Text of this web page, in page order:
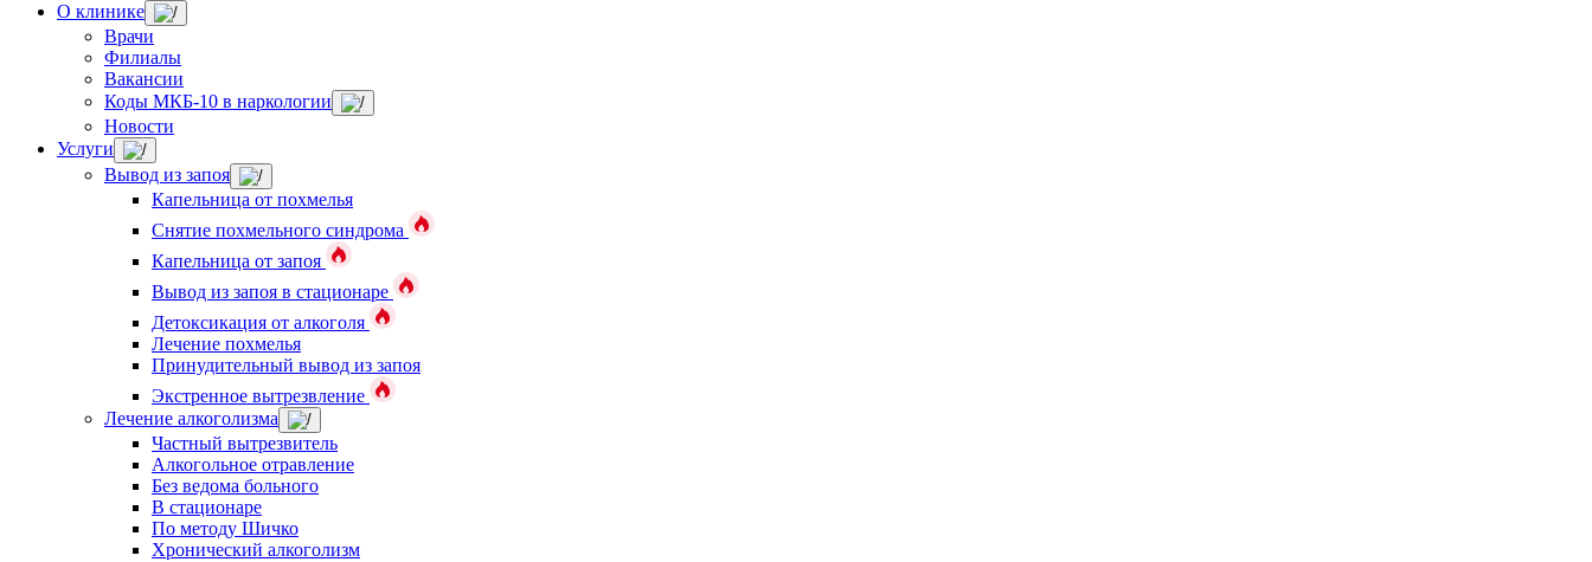
О клинике
Врачи
Филиалы
Вакансии
Коды МКБ-10 в наркологии
Новости
Услуги
Вывод из запоя
Капельница от похмелья
Снятие похмельного синдрома
Капельница от запоя
Вывод из запоя в стационаре
Детоксикация от алкоголя
Лечение похмелья
Принудительный вывод из запоя
Экстренное вытрезвление
Лечение алкоголизма
Частный вытрезвитель
Алкогольное отравление
Без ведома больного
В стационаре
По методу Шичко
Хронический алкоголизм